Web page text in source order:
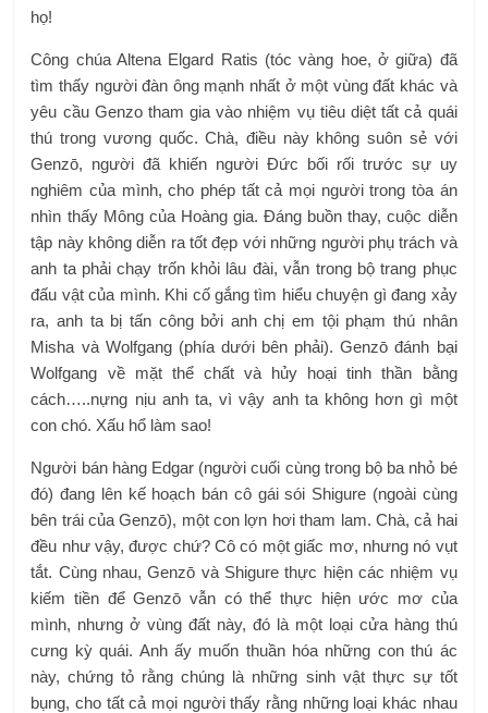
họ!
Công chúa Altena Elgard Ratis (tóc vàng hoe, ở giữa) đã
tìm thấy người đàn ông mạnh nhất ở một vùng đất khác và
yêu cầu Genzo tham gia vào nhiệm vụ tiêu diệt tất cả quái
thú trong vương quốc. Chà, điều này không suôn sẻ với
Genzō, người đã khiến người Đức bối rối trước sự uy
nghiêm của mình, cho phép tất cả mọi người trong tòa án
nhìn thấy Mông của Hoàng gia. Đáng buồn thay, cuộc diễn
tập này không diễn ra tốt đẹp với những người phụ trách và
anh ta phải chạy trốn khỏi lâu đài, vẫn trong bộ trang phục
đấu vật của mình. Khi cố gắng tìm hiểu chuyện gì đang xảy
ra, anh ta bị tấn công bởi anh chị em tội phạm thú nhân
Misha và Wolfgang (phía dưới bên phải). Genzō đánh bại
Wolfgang về mặt thể chất và hủy hoại tinh thần bằng
cách…..nựng nịu anh ta, vì vậy anh ta không hơn gì một
con chó. Xấu hổ làm sao!
Người bán hàng Edgar (người cuối cùng trong bộ ba nhỏ bé
đó) đang lên kế hoạch bán cô gái sói Shigure (ngoài cùng
bên trái của Genzō), một con lợn hơi tham lam. Chà, cả hai
đều như vậy, được chứ? Cô có một giấc mơ, nhưng nó vụt
tắt. Cùng nhau, Genzō và Shigure thực hiện các nhiệm vụ
kiếm tiền để Genzō vẫn có thể thực hiện ước mơ của
mình, nhưng ở vùng đất này, đó là một loại cửa hàng thú
cưng kỳ quái. Anh ấy muốn thuần hóa những con thú ác
này, chứng tỏ rằng chúng là những sinh vật thực sự tốt
bụng, cho tất cả mọi người thấy rằng những loại khác nhau